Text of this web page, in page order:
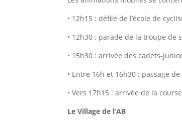
• 12h15 : défilé de l’école de
• 12h30 : parade de la troupe de
• 15h30 : arrivée des cadets-
• Entre 16h et 16h30 : passage
• Vers 17h15 : arrivée de la
Le Village de l’AB